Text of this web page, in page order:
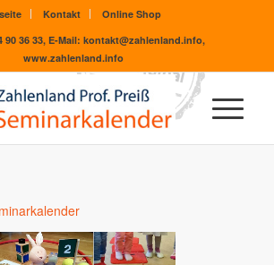
Kontakt
Online Shop
90 36 33, E-Mail: kontakt@zahlenland.info,
www.zahlenland.info